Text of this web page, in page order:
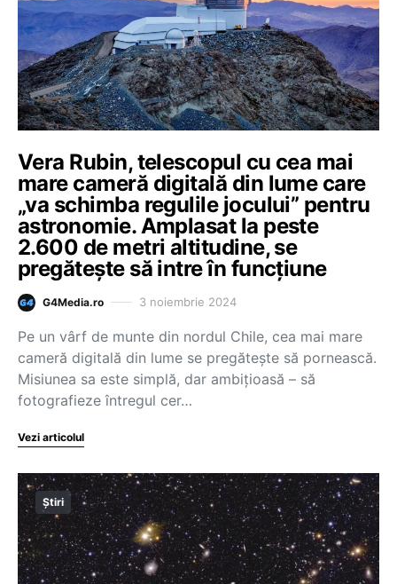
Vera Rubin, telescopul cu cea mai
mare cameră digitală din lume care
„va schimba regulile jocului” pentru
astronomie. Amplasat la peste
2.600 de metri altitudine, se
pregătește să intre în funcțiune
G4Media.ro 3 noiembrie 2024
Pe un vârf de munte din nordul Chile, cea mai mare
cameră digitală din lume se pregătește să pornească.
Misiunea sa este simplă, dar ambițioasă – să
fotografieze întregul cer…
Vezi articolul
Știri